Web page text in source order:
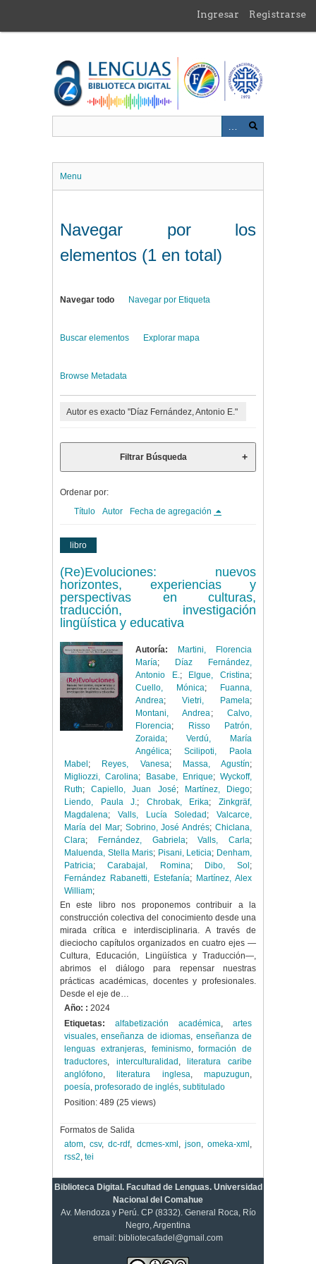
contenido
Ingresar Registrarse
Menu
Navegar por los
elementos (1 en total)
Navegar todo Navegar por Etiqueta
Buscar elementos Explorar mapa
Browse Metadata
Autor es exacto "Díaz Fernández, Antonio E."
Filtrar Búsqueda
Ordenar por:
Título
Autor Fecha de agregación
libro
(Re)Evoluciones: nuevos
horizontes, experiencias y
perspectivas en culturas,
traducción, investigación
lingüística y educativa
Autoría:
Martini, Florencia
María;
Díaz Fernández,
Antonio E.; Elgue, Cristina;
Cuello, Mónica;
Fuanna,
Andrea; Vietri, Pamela;
Montani, Andrea;Calvo,
Florencia;
Risso Patrón,
Zoraida; Verdú, María
Angélica; Scilipoti, Paola
Mabel ; Reyes, Vanesa; Massa, Agustín;
Migliozzi, Carolina; Basabe, Enrique; Wyckoff,
Ruth;Capiello, Juan José; Martínez, Diego;
Liendo, Paula J.; Chrobak, Erika;Zinkgräf,
Magdalena; Valls, Lucía Soledad ; Valcarce,
María del Mar; Sobrino, José Andrés;Chiclana,
Clara; Fernández, Gabriela;Valls, Carla;
Maluenda, Stella Maris; Pisani, Leticia; Denham,
Patricia;Carabajal, Romina; Dibo, Sol ;
Fernández Rabanetti, Estefanía; Martínez, Alex
William;
En este libro nos proponemos contribuir a la
construcción colectiva del conocimiento desde una
mirada crítica e interdisciplinaria. A través de
dieciocho capítulos organizados en cuatro ejes —
Cultura, Educación, Lingüística y Traducción—,
abrimos el diálogo para repensar nuestras
prácticas académicas, docentes y profesionales.
Desde el eje de…
Año: : 2024
Etiquetas:
alfabetización académica, artes
visuales,enseñanza de idiomas, enseñanza de
lenguas extranjeras, feminismo,formación de
traductores, interculturalidad ,
literatura caribe
anglófono, literatura inglesa,mapuzugun,
poesía, profesorado de inglés, subtitulado
Position: 489 (25 views)
Formatos de Salida
atom,csv,dc-rdf, dcmes-xml , json,omeka-xml ,
rss2, tei
Biblioteca Digital. Facultad de Lenguas. Universidad
Nacional del Comahue
Av. Mendoza y Perú. CP (8332). General Roca, Río
Negro, Argentina
email: bibliotecafadel@gmail.com